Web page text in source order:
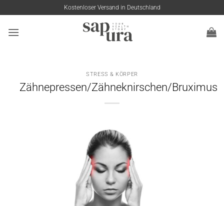
Inhalt
springen
Kostenloser Versand in Deutschland
STRESS & KÖRPER
Zähnepressen/Zähneknirschen/Bruximus